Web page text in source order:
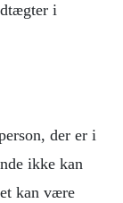
i
der er i
ikke kan
kan være